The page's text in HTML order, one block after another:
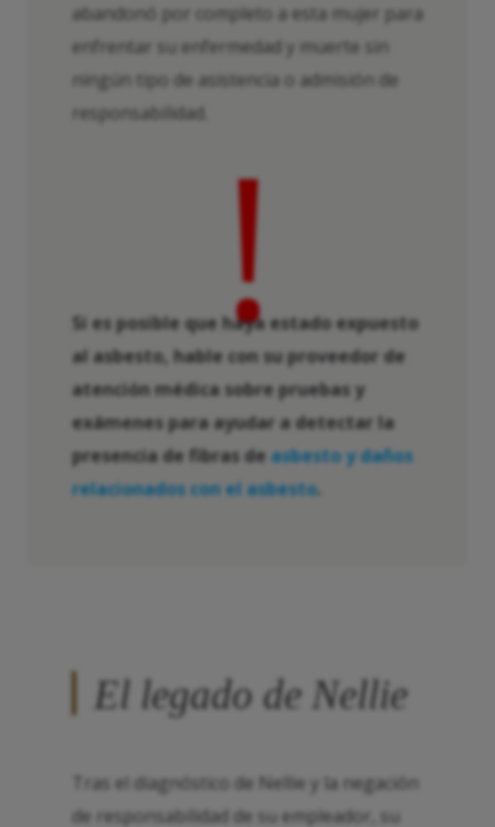
abandonó por completo a esta mujer para
enfrentar su enfermedad y muerte sin
ningún tipo de asistencia o admisión de
responsabilidad.
!
Si es posible que haya estado expuesto
al asbesto, hable con su proveedor de
atención médica sobre pruebas y
exámenes para ayudar a detectar la
presencia de fibras de asbesto y daños
relacionados con el asbesto.
El legado de Nellie
Tras el diagnóstico de Nellie y la negación
de responsabilidad de su empleador, su